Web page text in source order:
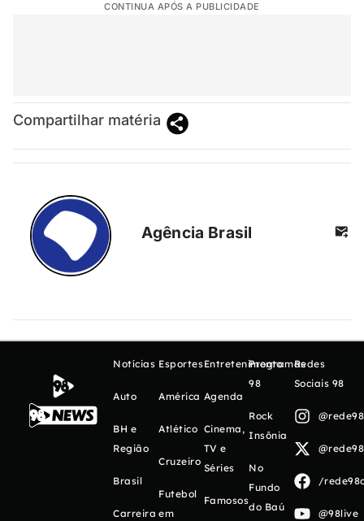
CONTINUA APÓS A PUBLICIDADE
Compartilhar matéria
Agência Brasil
Notícias
Auto
BH e
Região
Brasil
Carreira
Esportes
América
Atlético
Cruzeiro
Futebol
em
Entretenimento
Agenda
Cinema,
TV e
Séries
Famosos
Programas
98
Rock
Insônia
No
Fundo
do Baú
Redes
Sociais 98
/
@98live